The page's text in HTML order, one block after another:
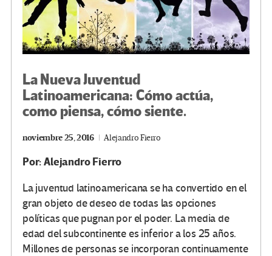
La Nueva Juventud
Latinoamericana: Cómo actúa,
como piensa, cómo siente.
noviembre 25, 2016 Alejandro Fierro
Por: Alejandro Fierro
La juventud latinoamericana se ha convertido en el
gran objeto de deseo de todas las opciones
políticas que pugnan por el poder. La media de
edad del subcontinente es inferior a los 25 años.
Millones de personas se incorporan continuamente